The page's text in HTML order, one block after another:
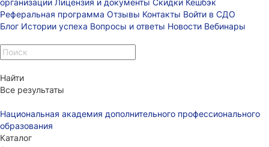
организации Лицензия и документы Скидки Кешбэк
Реферальная программа Отзывы Контакты Войти в СДО
Блог Истории успеха Вопросы и ответы Новости Вебинары
Найти
Все результаты
Национальная академия дополнительного профессионального
образования
Каталог